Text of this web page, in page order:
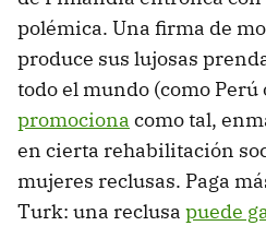
polémica. Una firma de
produce sus lujosas
todo el mundo (como Perú
promociona como tal,
en cierta rehabilitación
mujeres reclusas. Paga
Turk: una reclusa puede